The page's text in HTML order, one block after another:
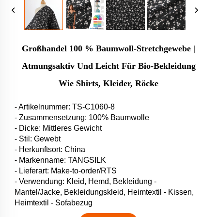
Großhandel 100 % Baumwoll-Stretchgewebe |
Atmungsaktiv Und Leicht Für Bio-Bekleidung
Wie Shirts, Kleider, Röcke
- Artikelnummer: TS-C1060-8
- Zusammensetzung: 100% Baumwolle
- Dicke: Mittleres Gewicht
- Stil: Gewebt
- Herkunftsort: China
- Markenname: TANGSILK
- Lieferart: Make-to-order/RTS
- Verwendung: Kleid, Hemd, Bekleidung -
Mantel/Jacke, Bekleidungskleid, Heimtextil - Kissen,
Heimtextil - Sofabezug